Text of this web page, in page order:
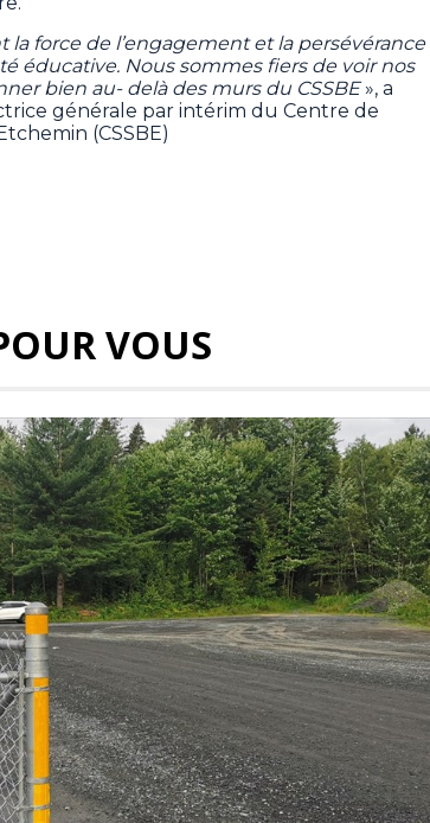
la force de l’engagement et la persévérance
éducative. Nous sommes fiers de voir nos
bien au- delà des murs du CSSBE», a
générale par intérim du Centre de
(CSSBE)
VOUS